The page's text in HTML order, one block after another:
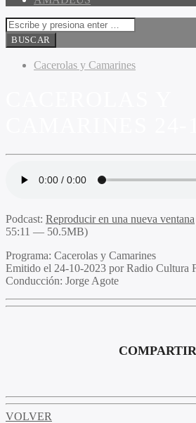
Cacerolas y Camarines
Podcast: Reproducir en una nueva ventana
55:11 — 50.5MB)
Programa: Cacerolas y Camarines
Emitido el 24-10-2023 por Radio Cultura
Conducción: Jorge Agote
COMPARTIR
VOLVER